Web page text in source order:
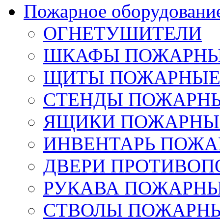
Пожарное
ОГНЕТУШИТЕЛИ
ШКАФЫ
ЩИТЫ ПОЖАРНЫЕ
СТЕНДЫ
ЯЩИКИ ПОЖАРНЫЕ
ИНВЕНТАРЬ
ДВЕРИ
РУКАВА
СТВОЛЫ